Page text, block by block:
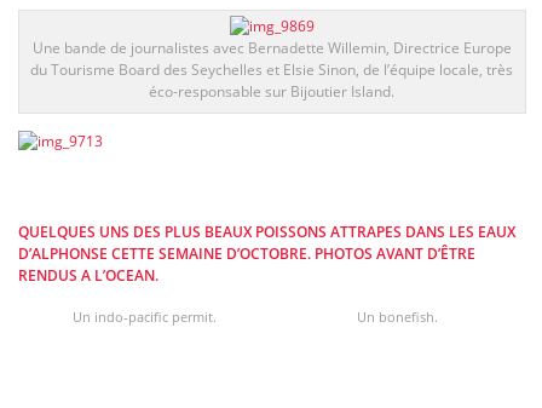
Une bande de journalistes avec Bernadette Willemin, Directrice Europe
du Tourisme Board des Seychelles et Elsie Sinon, de l’équipe locale, très
éco-responsable sur Bijoutier Island.
QUELQUES UNS DES PLUS BEAUX POISSONS ATTRAPES DANS LES EAUX
D’ALPHONSE CETTE SEMAINE D’OCTOBRE. PHOTOS AVANT D’ÊTRE
RENDUS A L’OCEAN.
Un indo-pacific permit. Un bonefish.